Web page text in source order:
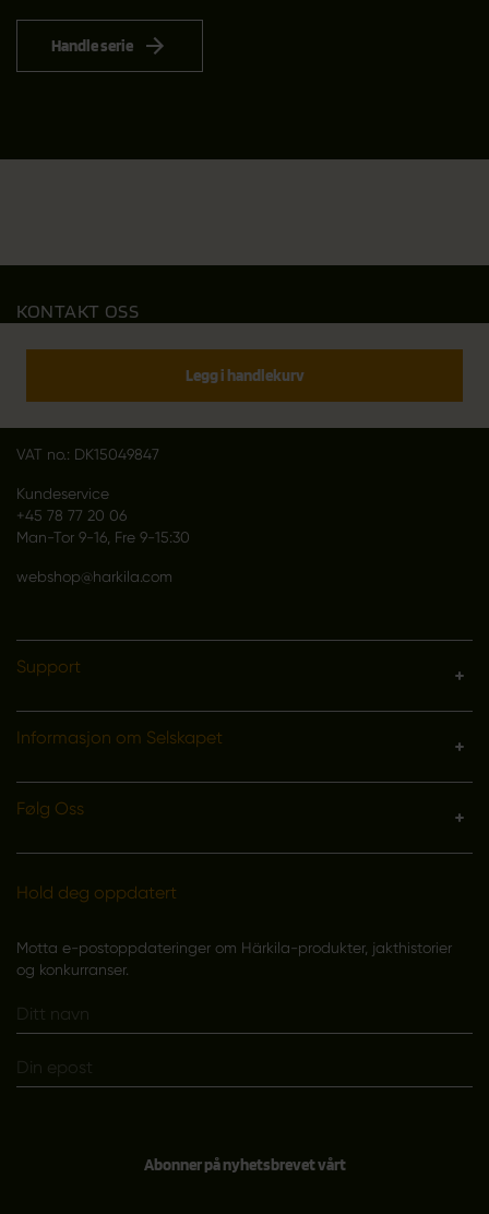
Handle serie
Legg i handlekurv
KONTAKT OSS
Outfit International A/S
VAT no.: DK15049847
Kundeservice
+45 78 77 20 06
Man-Tor 9-16, Fre 9-15:30
webshop@harkila.com
Support
Informasjon om Selskapet
Følg Oss
Hold deg oppdatert
Motta e-postoppdateringer om Härkila-produkter, jakthistorier
og konkurranser.
Abonner på nyhetsbrevet vårt